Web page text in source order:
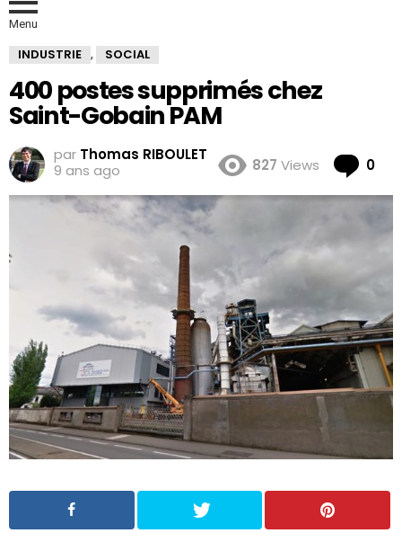
Menu
INDUSTRIE , SOCIAL
400 postes supprimés chez
Saint-Gobain PAM
par Thomas RIBOULET
9 ans ago
827 Views 0